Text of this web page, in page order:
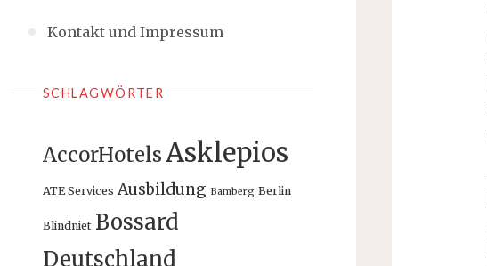
Kontakt und Impressum
SCHLAGWÖRTER
AccorHotelsAsklepios
ATE Services Ausbildung Bamberg Berlin
Blindniet Bossard
Deutschland